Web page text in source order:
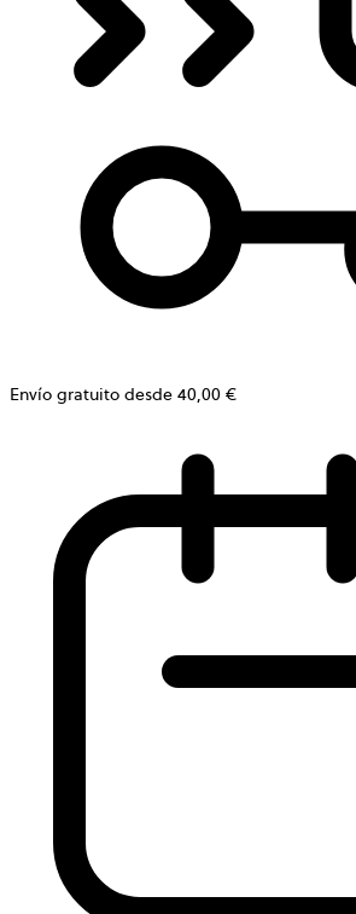
Envío gratuito desde 40,00 €